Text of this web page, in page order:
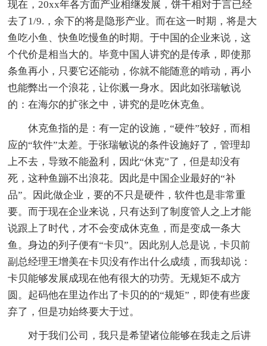
现在，20xx年各方面产业相继发展，饼干相对于言已经
去了1/9.，余下的将是隐形产业。而在这一时期，将是大
鱼吃小鱼、快鱼吃慢鱼的时期。于中国的企业来说，这
个代价是相当大的。毕竟中国人讲究的是传承，即使那
条鱼再小，只要它还能动，你就不能随意的啃动，再小
也能弊出一个浪花，让你溅一身水。因此如张瑞敏说
的：在海尔的扩张之中，讲究的是吃休克鱼。
休克鱼指的是：有一定的设施，“硬件”较好，而相
应的“软件”太差。于张瑞敏说的条件设施好了，管理却
上不去，导致不能盈利，因此“休克”了，但是却没有
死，这种鱼蹦不出浪花。因此是中国企业最好的“补
品”。因此做企业，要的不只是硬件，软件也是非常重
要。而于现在企业来说，只有达到了制度管人之上才能
说跟上了时代，才不会变成休克鱼，而是变成一条大
鱼。身边的列子便有“卡贝”。因此别人总是说，卡贝前
副总经理王增美在卡贝没有作出什么成绩，而我却说：
卡贝能够发展成现在他有很大的功劳。无规矩不成方
圆。起码他在里边作出了卡贝的的“规矩”，即使有些废
弃了，但是功始终要大于过。
对于我们公司，我只是希望诸位能够在我走之后讲